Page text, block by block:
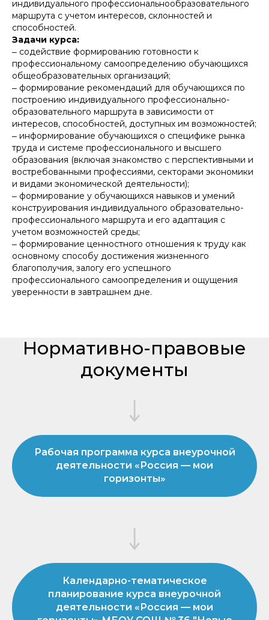
индивидуального профессиональнообразовательного
маршрута с учетом интересов, склонностей и
способностей.
Задачи курса:
‒ содействие формированию готовности к
профессиональному самоопределению обучающихся
общеобразовательных организаций;
‒ формирование рекомендаций для обучающихся по
построению индивидуального профессионально-
образовательного маршрута в зависимости от
интересов, способностей, доступных им возможностей;
‒ информирование обучающихся о специфике рынка
труда и системе профессионального и высшего
образования (включая знакомство с перспективными и
востребованными профессиями, секторами экономики
и видами экономической деятельности);
‒ формирование у обучающихся навыков и умений
конструирования индивидуального образовательно-
профессионального маршрута и его адаптация с
учетом возможностей среды;
‒ формирование ценностного отношения к труду как
основному способу достижения жизненного
благополучия, залогу его успешного
профессионального самоопределения и ощущения
уверенности в завтрашнем дне.
Нормативно-правовые
документы
Рабочая программа курса внеурочной
деятельности «Россия — мои
горизонты»
Календарно-тематическое
планирование курса внеурочной
деятельности «Россия — мои